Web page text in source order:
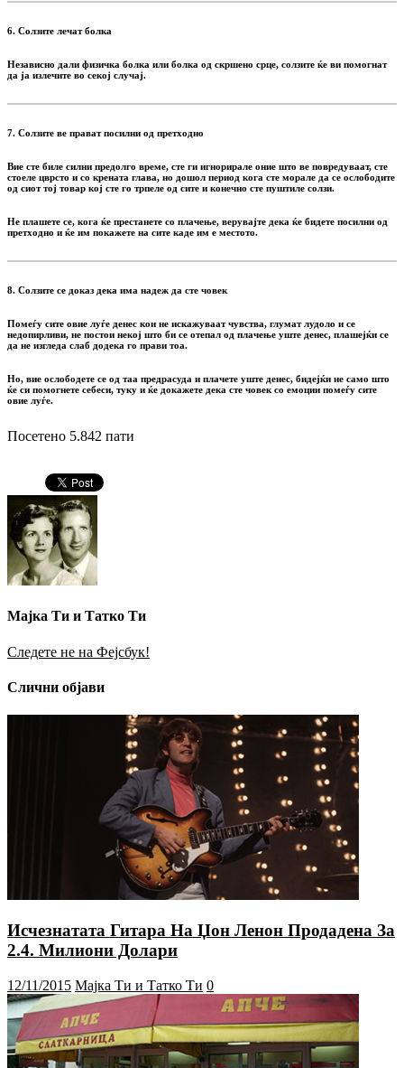
6. Солзите лечат болка
Независно дали физичка болка или болка од скршено срце, солзите ќе ви помогнат
да ја излечите во секој случај.
7. Солзите ве прават посилни од претходно
Вие сте биле силни предолго време, сте ги игнорирале оние што ве повредуваат, сте
стоеле цврсто и со крената глава, но дошол период кога сте морале да се ослободите
од сиот тој товар кој сте го трпеле од сите и конечно сте пуштиле солзи.
Не плашете се, кога ќе престанете со плачење, верувајте дека ќе бидете посилни од
претходно и ќе им покажете на сите каде им е местото.
8. Солзите се доказ дека има надеж да сте човек
Помеѓу сите овие луѓе денес кои не искажуваат чувства, глумат лудоло и се
недопирливи, не постои некој што би се отепал од плачење уште денес, плашејќи се
да не изгледа слаб додека го прави тоа.
Но, вие ослободете се од таа предрасуда и плачете уште денес, бидејќи не само што
ќе си помогнете себеси, туку и ќе докажете дека сте човек со емоции помеѓу сите
овие луѓе.
Посетено 5.842 пати
Мајка Ти и Татко Ти
Следете не на Фејсбук!
Слични објави
Исчезнатата Гитара На Џон Ленон Продадена За
2.4. Милиони Долари
12/11/2015 Мајка Ти и Татко Ти 0